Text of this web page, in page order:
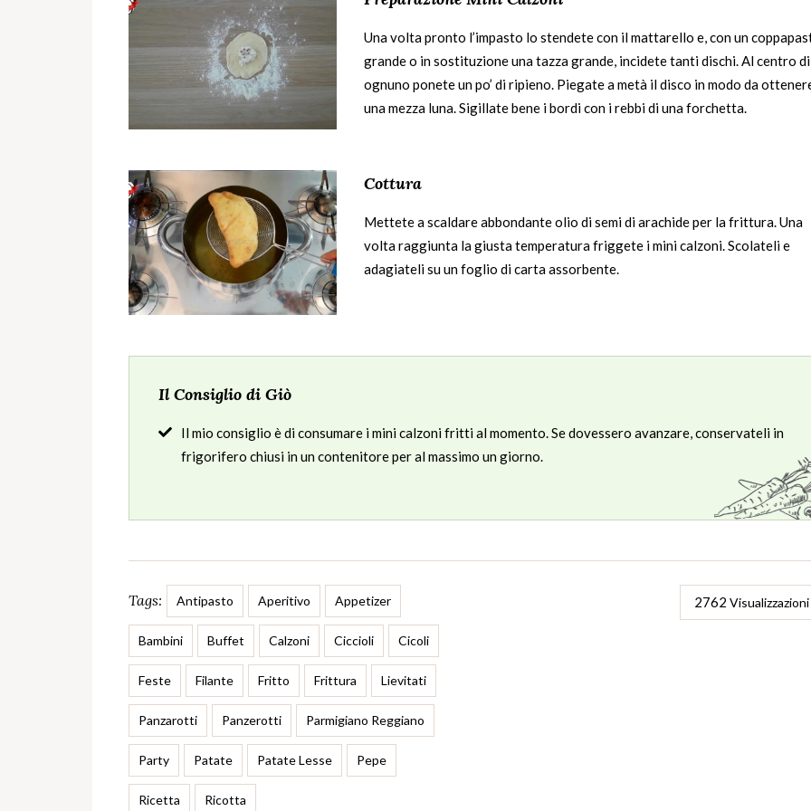
Una volta pronto l’impasto lo stendete con il mattarello e, con un
grande o in sostituzione una tazza grande, incidete tanti dischi. Al centro di
ognuno ponete un po’ di ripieno. Piegate a metà il disco in modo da
una mezza luna. Sigillate bene i bordi con i rebbi di una forchetta.
Cottura
Mettete a scaldare abbondante olio di semi di arachide per la frittura. Una
volta raggiunta la giusta temperatura friggete i mini calzoni. Scolateli e
adagiateli su un foglio di carta assorbente.
Il Consiglio di Giò
Il mio consiglio è di consumare i mini calzoni fritti al momento. Se dovessero avanzare, conservateli in
frigorifero chiusi in un contenitore per al massimo un giorno.
Tags: Antipasto Aperitivo Appetizer
Bambini Buffet Calzoni Ciccioli Cicoli
Feste Filante Fritto Frittura Lievitati
Panzarotti Panzerotti Parmigiano Reggiano
Party Patate Patate Lesse Pepe
Ricetta Ricotta
2762 Visualizzazioni